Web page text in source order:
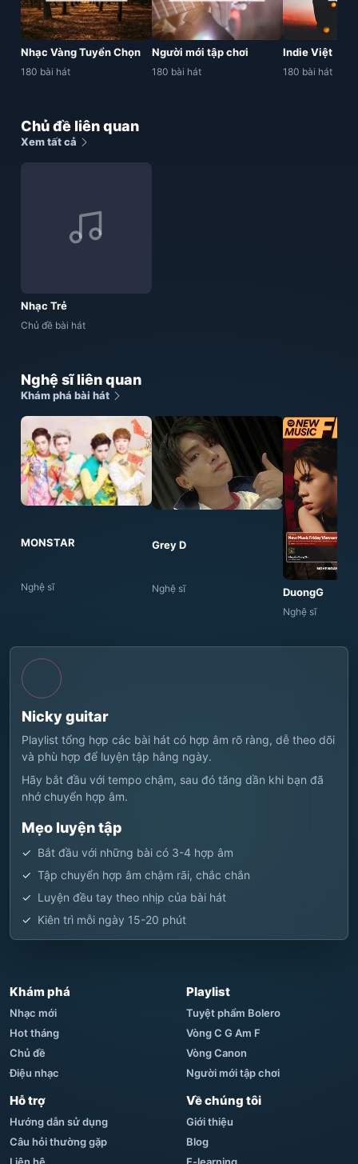
Nhạc Vàng Tuyển Chọn
180 bài hát
Người mới tập chơi
180 bài hát
Indie Việt
180 bài hát
Chủ đề liên quan
Xem tất cả
Nhạc Trẻ
Chủ đề bài hát
Nghệ sĩ liên quan
Khám phá bài hát
MONSTAR
Nghệ sĩ
Grey D
Nghệ sĩ DuongG
Nghệ sĩ
Nicky guitar
Playlist tổng hợp các bài hát có hợp âm rõ ràng, dễ theo dõi
và phù hợp để luyện tập hằng ngày.
Hãy bắt đầu với tempo chậm, sau đó tăng dần khi bạn đã
nhớ chuyển hợp âm.
Mẹo luyện tập
Bắt đầu với những bài có 3-4 hợp âm
Tập chuyển hợp âm chậm rãi, chắc chắn
Luyện đều tay theo nhịp của bài hát
Kiên trì mỗi ngày 15-20 phút
Khám phá
Nhạc mới
Hot tháng
Chủ đề
Điệu nhạc
Playlist
Tuyệt phẩm Bolero
Vòng C G Am F
Vòng Canon
Người mới tập chơi
Hỗ trợ
Hướng dẫn sử dụng
Câu hỏi thường gặp
Về chúng tôi
Giới thiệu
Blog